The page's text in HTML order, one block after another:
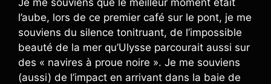
l’aube, lors de ce premier café sur le pont, je me
souviens du silence tonitruant, de l’impossible
beauté de la mer qu’Ulysse parcourait aussi sur
des « navires à proue noire ». Je me souviens
(aussi) de l’impact en arrivant dans la baie de